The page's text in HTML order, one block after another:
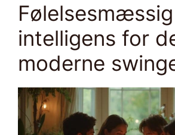
Følelsesmæssig
intelligens for
moderne